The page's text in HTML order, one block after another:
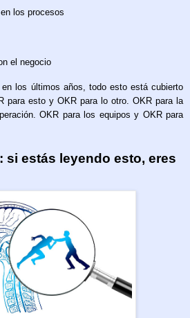
los procesos
el negocio
los últimos años, todo esto está cubierto
para esto y OKR para lo otro. OKR para la
OKR para los equipos y OKR para
si estás leyendo esto, eres